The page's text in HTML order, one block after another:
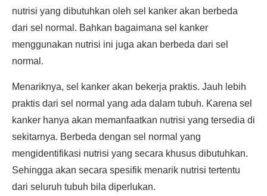
nutrisi yang dibutuhkan oleh sel kanker akan berbeda
dari sel normal. Bahkan bagaimana sel kanker
menggunakan nutrisi ini juga akan berbeda dari sel
normal.
Menariknya, sel kanker akan bekerja praktis. Jauh lebih
praktis dari sel normal yang ada dalam tubuh. Karena sel
kanker hanya akan memanfaatkan nutrisi yang tersedia di
sekitarnya. Berbeda dengan sel normal yang
mengidentifikasi nutrisi yang secara khusus dibutuhkan.
Sehingga akan secara spesifik menarik nutrisi tertentu
dari seluruh tubuh bila diperlukan.